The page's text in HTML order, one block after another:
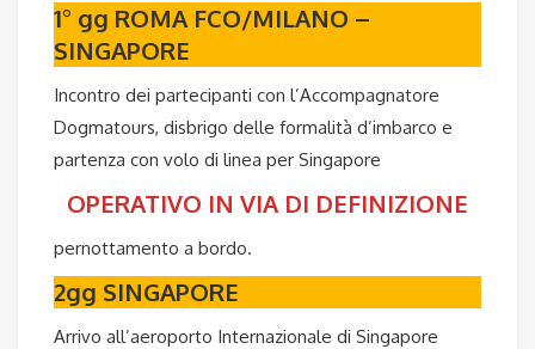
1° gg ROMA FCO/MILANO –
SINGAPORE
Incontro dei partecipanti con l’Accompagnatore
Dogmatours, disbrigo delle formalità d’imbarco e
partenza con volo di linea per Singapore
OPERATIVO IN VIA DI DEFINIZIONE
pernottamento a bordo.
2gg SINGAPORE
Arrivo all’aeroporto Internazionale di Singapore